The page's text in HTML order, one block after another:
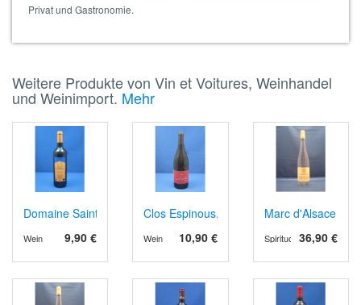
Privat und Gastronomie.
Weitere Produkte von Vin et Voitures, Weinhandel
und Weinimport. Mehr
Domaine Sainte Juste AOP Corbières 2021 rot
9,90 €
Wein
Clos Espinous, AOP Corbières 2023
10,90 €
Wein
Marc d'Alsace
36,90 €
Spirituosen